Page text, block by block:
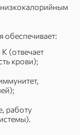
низкокалорийным
обеспечивает:
(отвечает
крови);
работу